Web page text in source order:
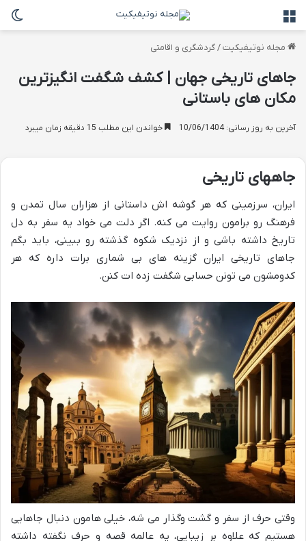
مجله نوتیفیکیت/گردشگری و اقامتی
جاهای تاریخی جهان | کشف شگفت انگیزترین
مکان های باستانی
آخرین به روز رسانی: 10/06/1404 خواندن این مطلب 15 دقیقه زمان میبرد
جاههای تاریخی
ایران، سرزمینی که هر گوشه اش داستانی از هزاران سال تمدن و
فرهنگ رو برامون روایت می کنه. اگر دلت می خواد یه سفر به دل
تاریخ داشته باشی و از نزدیک شکوه گذشته رو ببینی، باید بگم
جاهای تاریخی ایران گزینه های بی شماری برات داره که هر
کدومشون می تونن حسابی شگفت زده ات کنن.
وقتی حرف از سفر و گشت وگذار می شه، خیلی هامون دنبال جاهایی
هستیم که علاوه بر زیبایی، یه عالمه قصه و حرف نگفته داشته